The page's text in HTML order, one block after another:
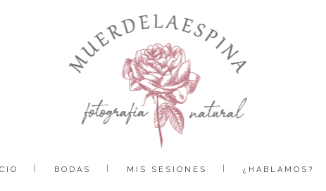
BODAS MIS SESIONES ¿HABLAMOS?